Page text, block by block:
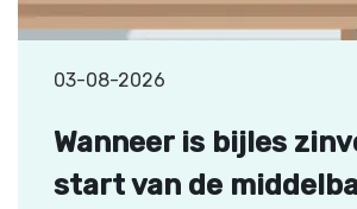
03-08-2026
Wanneer is bijles
start van de